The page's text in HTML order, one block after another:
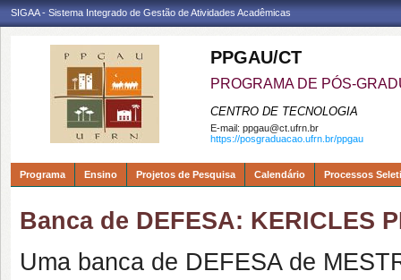
SIGAA - Sistema Integrado de Gestão de Atividades Acadêmicas
PPGAU/CT
PROGRAMA DE PÓS-
CENTRO DE TECNOLOGIA
E-mail: ppgau@ct.ufrn.br
https://posgraduacao.ufrn.br/ppgau
Programa Ensino Projetos de Pesquisa Calendário Processos
Banca de DEFESA: KERICLES
Uma banca de DEFESA de